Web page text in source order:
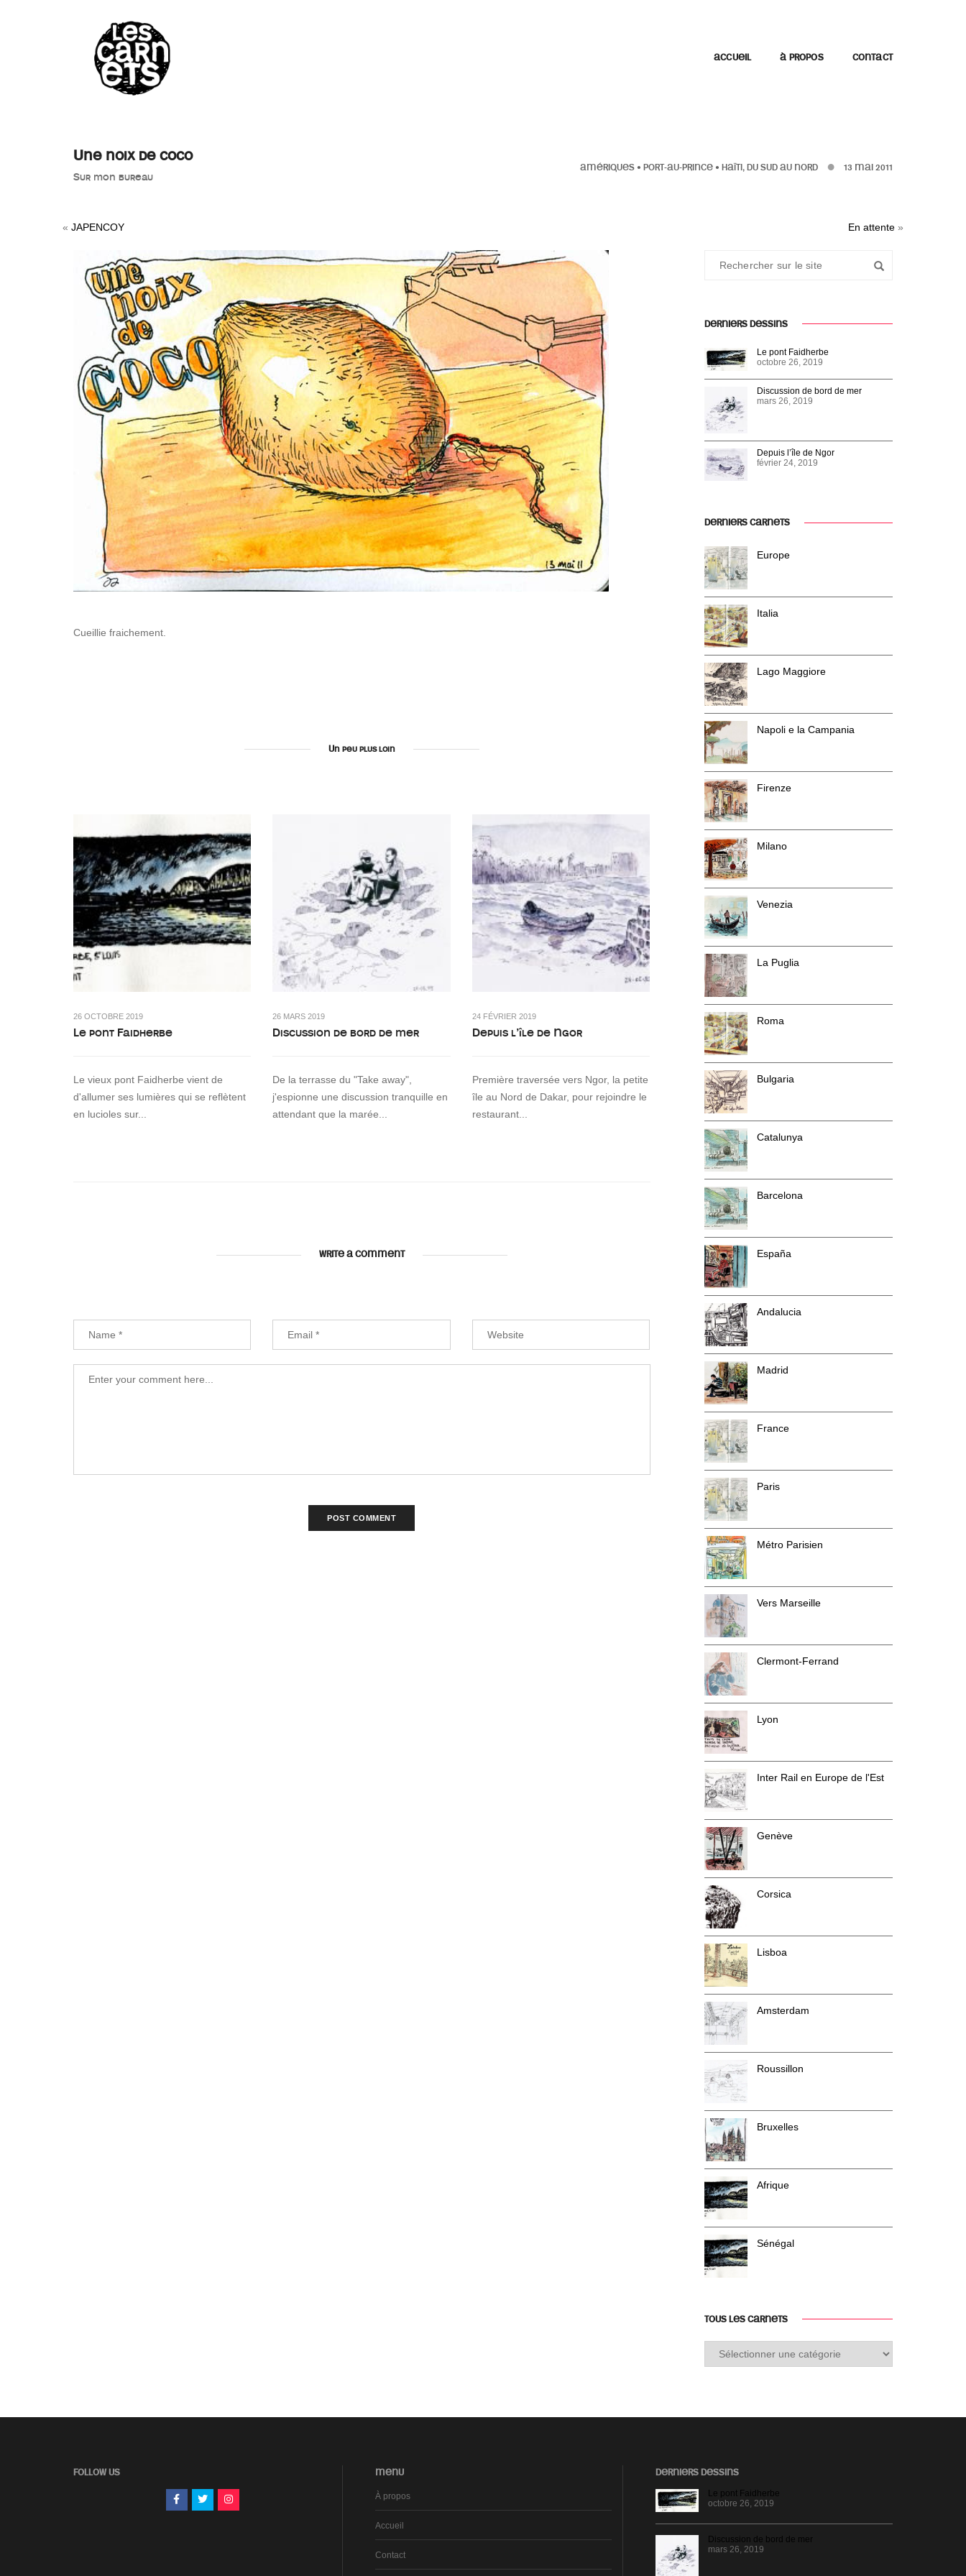
ACCUEIL À PROPOS CONTACT
Une noix de coco
Sur mon bureau
AMÉRIQUES • PORT-AU-PRINCE • HAÏTI, DU SUD AU NORD 13 MAI 2011
« JAPENCOY En attente »
Cueillie fraichement.
Un peu plus loin
26 OCTOBRE 2019
Le pont Faidherbe
Le vieux pont Faidherbe vient de
d'allumer ses lumières qui se reflètent
en lucioles sur...
26 MARS 2019
Discussion de bord de mer
De la terrasse du "Take away",
j'espionne une discussion tranquille en
attendant que la marée...
24 FÉVRIER 2019
Depuis l’île de Ngor
Première traversée vers Ngor, la petite
île au Nord de Dakar, pour rejoindre le
restaurant...
WRITE A COMMENT
DERNIERS DESSINS
Le pont Faidherbe
octobre 26, 2019
Discussion de bord de mer
mars 26, 2019
Depuis l’île de Ngor
février 24, 2019
DERNIERS CARNETS
Europe
Italia
Lago Maggiore
Napoli e la Campania
Firenze
Milano
Venezia
La Puglia
Roma
Bulgaria
Catalunya
Barcelona
España
Andalucia
Madrid
France
Paris
Métro Parisien
Vers Marseille
Clermont-Ferrand
Lyon
Inter Rail en Europe de l'Est
Genève
Corsica
Lisboa
Amsterdam
Roussillon
Bruxelles
Afrique
Sénégal
TOUS LES CARNETS
Tous
les
FOLLOW US MENU
À propos
Accueil
Contact
DERNIERS DESSINS
Le pont Faidherbe
octobre 26, 2019
Discussion de bord de mer
mars 26, 2019